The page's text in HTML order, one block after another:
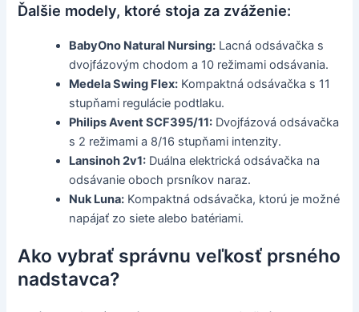
Ďalšie modely, ktoré stoja za zváženie:
BabyOno Natural Nursing: Lacná odsávačka s
dvojfázovým chodom a 10 režimami odsávania.
Medela Swing Flex: Kompaktná odsávačka s 11
stupňami regulácie podtlaku.
Philips Avent SCF395/11: Dvojfázová odsávačka
s 2 režimami a 8/16 stupňami intenzity.
Lansinoh 2v1: Duálna elektrická odsávačka na
odsávanie oboch prsníkov naraz.
Nuk Luna: Kompaktná odsávačka, ktorú je možné
napájať zo siete alebo batériami.
Ako vybrať správnu veľkosť prsného
nadstavca?